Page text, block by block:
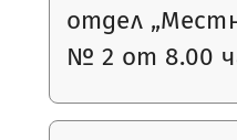
отдел
№ 2 от 8.00